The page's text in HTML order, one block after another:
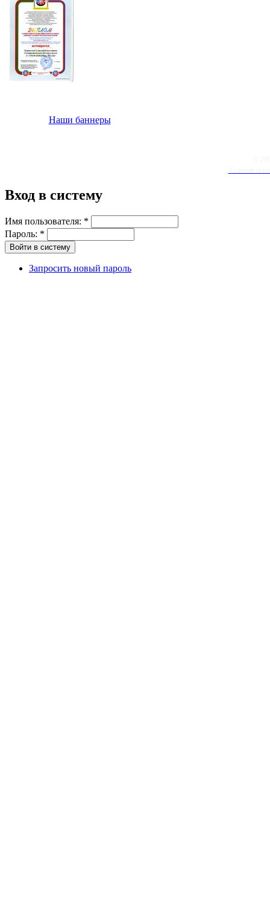
Наши баннеры
Вход в систему
Имя пользователя: *
Пароль: *
Запросить новый пароль